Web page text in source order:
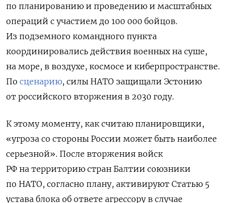
по планированию и проведению и масштабных
операций с участием до 100 000 бойцов.
Из подземного командного пункта
координировались действия военных на суше,
на море, в воздухе, космосе и киберпространстве.
По сценарию, силы НАТО защищали Эстонию
от российского вторжения в 2030 году.
К этому моменту, как считаю планировщики,
«угроза со стороны России может быть наиболее
серьезной». После вторжения войск
РФ на территорию стран Балтии союзники
по НАТО, согласно плану, активируют Статью 5
устава блока об ответе агрессору в случае